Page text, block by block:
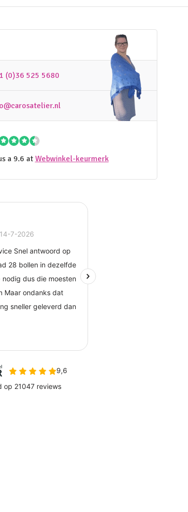
(0)36 525 5680
a 9.6 at Webwinkel-keurmerk